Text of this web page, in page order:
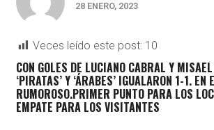
28 ENERO, 2023
Veces leído este post: 10
CON GOLES DE LUCIANO CABRAL Y
‘PIRATAS’ Y ‘ÁRABES’ IGUALARON 1-1. EN
RUMOROSO.PRIMER PUNTO PARA LOS
EMPATE PARA LOS VISITANTES